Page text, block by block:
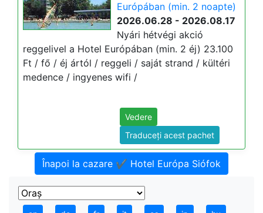
Európában (min. 2 noapte)
2026.06.28 - 2026.08.17
Nyári hétvégi akció
reggelivel a Hotel Európában (min. 2 éj) 23.100
Ft / fő / éj ártól / reggeli / saját strand / kültéri
medence / ingyenes wifi /
Vedere
Traduceți acest pachet
Înapoi la cazare ✔️ Hotel Európa Siófok